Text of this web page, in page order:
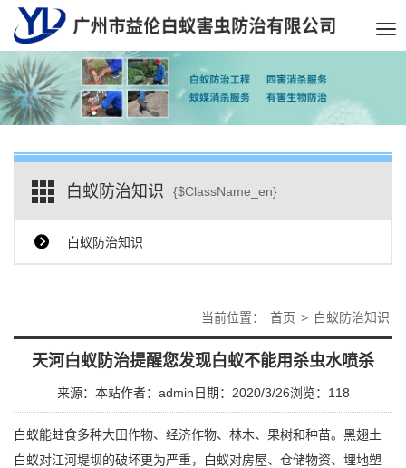
白蚁防治知识 {$ClassName_en}
白蚁防治知识
当前位置： 首页 > 白蚁防治知识
天河白蚁防治提醒您发现白蚁不能用杀虫水喷杀
来源：本站作者：admin 日期：2020/3/26浏览： 118
白蚁能蛀食多种大田作物、经济作物、林木、果树和种苗。黑翅土
白蚁对江河堤坝的破坏更为严重，白蚁对房屋、仓储物资、埋地塑